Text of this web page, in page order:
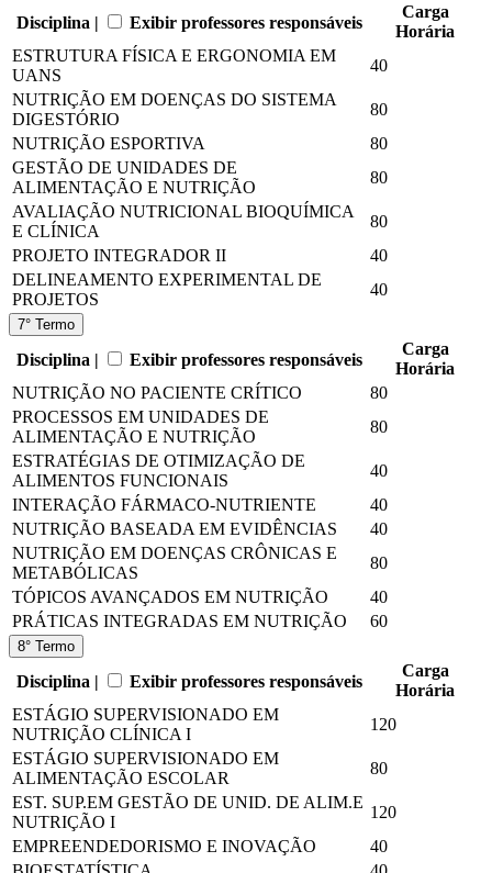
Disciplina | Exibir professores responsáveis
Carga
Horária
ESTRUTURA FÍSICA E ERGONOMIA EM
UANS
40
NUTRIÇÃO EM DOENÇAS DO SISTEMA
DIGESTÓRIO
80
NUTRIÇÃO ESPORTIVA
80
GESTÃO DE UNIDADES DE
ALIMENTAÇÃO E NUTRIÇÃO
80
AVALIAÇÃO NUTRICIONAL BIOQUÍMICA
E CLÍNICA
80
PROJETO INTEGRADOR II
40
DELINEAMENTO EXPERIMENTAL DE
PROJETOS
40
7° Termo
Disciplina | Exibir professores responsáveis
Carga
Horária
NUTRIÇÃO NO PACIENTE CRÍTICO
80
PROCESSOS EM UNIDADES DE
ALIMENTAÇÃO E NUTRIÇÃO
80
ESTRATÉGIAS DE OTIMIZAÇÃO DE
ALIMENTOS FUNCIONAIS
40
INTERAÇÃO FÁRMACO-NUTRIENTE
40
NUTRIÇÃO BASEADA EM EVIDÊNCIAS
40
NUTRIÇÃO EM DOENÇAS CRÔNICAS E
METABÓLICAS
80
TÓPICOS AVANÇADOS EM NUTRIÇÃO
40
PRÁTICAS INTEGRADAS EM NUTRIÇÃO
60
8° Termo
Disciplina | Exibir professores responsáveis
Carga
Horária
ESTÁGIO SUPERVISIONADO EM
NUTRIÇÃO CLÍNICA I
120
ESTÁGIO SUPERVISIONADO EM
ALIMENTAÇÃO ESCOLAR
80
EST. SUP.EM GESTÃO DE UNID. DE ALIM.E
NUTRIÇÃO I
120
EMPREENDEDORISMO E INOVAÇÃO
40